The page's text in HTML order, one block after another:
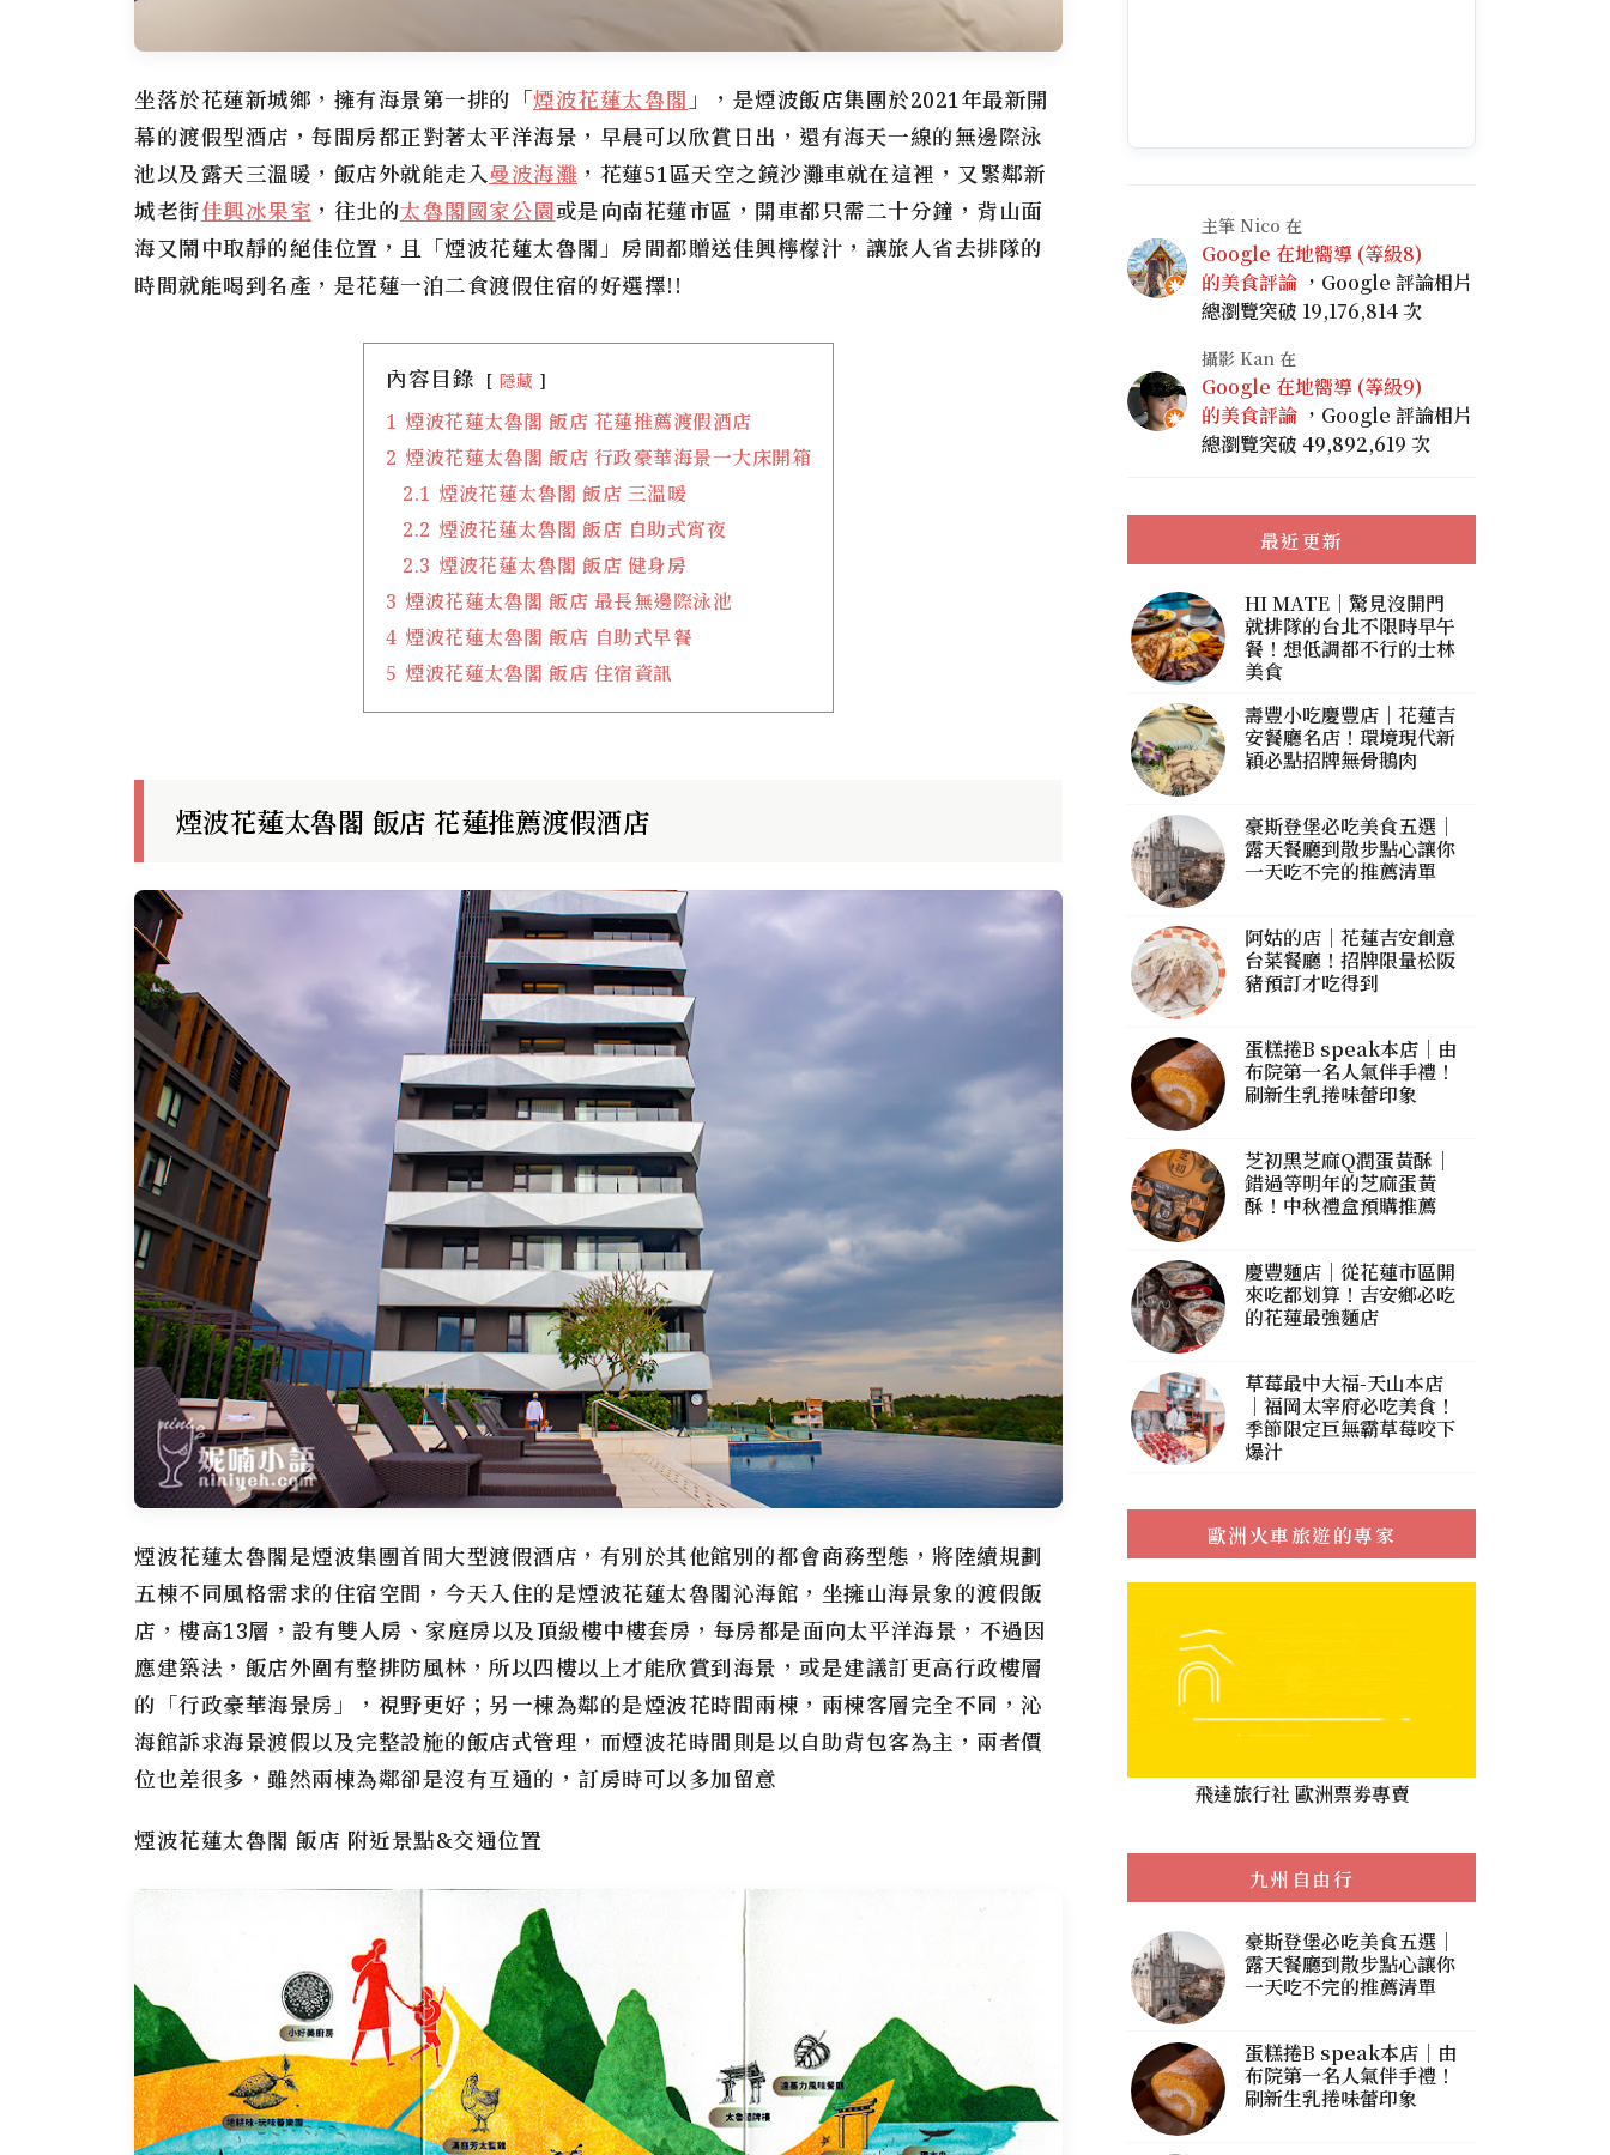
坐落於花蓮新城鄉，擁有海景第一排的「煙波花蓮太魯閣 」，是煙波飯店集團於2021年最新開
幕的渡假型酒店，每間房都正對著太平洋海景，早晨可以欣賞日出，還有海天一線的無邊際泳
池以及露天三溫暖，飯店外就能走入曼波海灘 ，花蓮51區天空之鏡沙灘車就在這裡，又緊鄰新
城老街佳興冰果室 ，往北的太魯閣國家公園或是向南花蓮市區，開車都只需二十分鐘，背山面
海又鬧中取靜的絕佳位置，且「煙波花蓮太魯閣 」房間都贈送佳興檸檬汁，讓旅人省去排隊的
時間就能喝到名產，是花蓮一泊二食渡假住宿的好選擇!!
內容目錄 隱藏
1 煙波花蓮太魯閣 飯店 花蓮推薦渡假酒店
2 煙波花蓮太魯閣 飯店 行政豪華海景一大床開箱
2.1 煙波花蓮太魯閣 飯店 三溫暖
2.2 煙波花蓮太魯閣 飯店 自助式宵夜
2.3 煙波花蓮太魯閣 飯店 健身房
3 煙波花蓮太魯閣 飯店 最長無邊際泳池
4 煙波花蓮太魯閣 飯店 自助式早餐
5 煙波花蓮太魯閣 飯店 住宿資訊
煙波花蓮太魯閣 飯店 花蓮推薦渡假酒店
煙波花蓮太魯閣是煙波集團首間大型渡假酒店，有別於其他館別的都會商務型態，將陸續規劃
五棟不同風格需求的住宿空間，今天入住的是煙波花蓮太魯閣沁海館，坐擁山海景象的渡假飯
店，樓高13層，設有雙人房、家庭房以及頂級樓中樓套房，每房都是面向太平洋海景，不過因
應建築法，飯店外圍有整排防風林，所以四樓以上才能欣賞到海景，或是建議訂更高行政樓層
的「行政豪華海景房」，視野更好；另一棟為鄰的是煙波花時間兩棟，兩棟客層完全不同，沁
海館訴求海景渡假以及完整設施的飯店式管理，而煙波花時間則是以自助背包客為主，兩者價
位也差很多，雖然兩棟為鄰卻是沒有互通的，訂房時可以多加留意
煙波花蓮太魯閣 飯店 附近景點&交通位置
主筆 Nico 在
Google 在地嚮導 (等級8)
的美食評論 ，Google 評論相片
總瀏覽突破 19,176,814 次
攝影 Kan 在
Google 在地嚮導 (等級9)
的美食評論 ，Google 評論相片
總瀏覽突破 49,892,619 次
最近更新
HI MATE｜驚見沒開門
就排隊的台北不限時早午
餐！想低調都不行的士林
美食
壽豐小吃慶豐店｜花蓮吉
安餐廳名店！環境現代新
穎必點招牌無骨鵝肉
豪斯登堡必吃美食五選｜
露天餐廳到散步點心讓你
一天吃不完的推薦清單
阿姑的店｜花蓮吉安創意
台菜餐廳！招牌限量松阪
豬預訂才吃得到
蛋糕捲B speak本店｜由
布院第一名人氣伴手禮！
刷新生乳捲味蕾印象
芝初黑芝麻Q潤蛋黃酥｜
錯過等明年的芝麻蛋黃
酥！中秋禮盒預購推薦
慶豐麵店｜從花蓮市區開
來吃都划算！吉安鄉必吃
的花蓮最強麵店
草莓最中大福-天山本店
｜福岡太宰府必吃美食！
季節限定巨無霸草莓咬下
爆汁
歐洲火車旅遊的專家
飛達旅行社 歐洲票劵專賣
九州自由行
豪斯登堡必吃美食五選｜
露天餐廳到散步點心讓你
一天吃不完的推薦清單
蛋糕捲B speak本店｜由
布院第一名人氣伴手禮！
刷新生乳捲味蕾印象